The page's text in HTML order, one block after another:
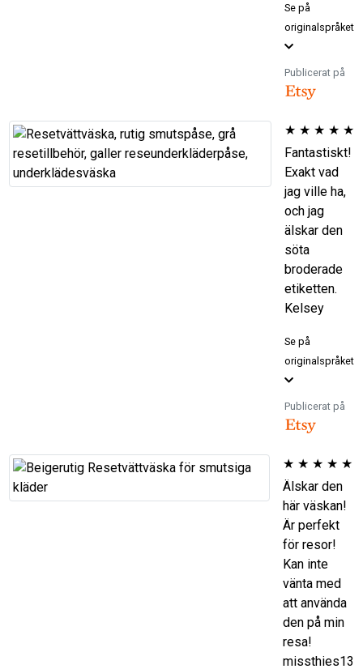
Se på
originalspråket
Publicerat på
★ ★ ★ ★ ★
Fantastiskt!
Exakt vad
jag ville ha,
och jag
älskar den
söta
broderade
etiketten.
Kelsey
Se på
originalspråket
Publicerat på
★ ★ ★ ★ ★
Älskar den
här väskan!
Är perfekt
för resor!
Kan inte
vänta med
att använda
den på min
resa!
missthies13